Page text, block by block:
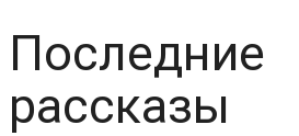
Последние
рассказы